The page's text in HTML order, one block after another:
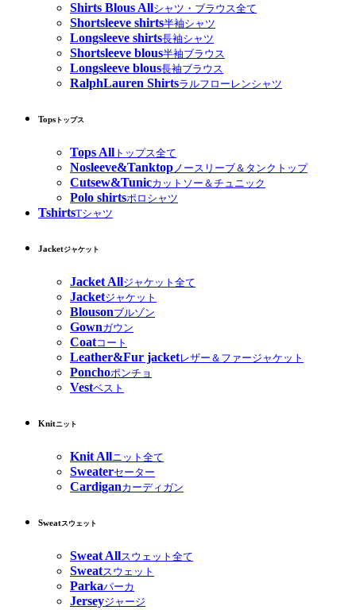
Shirts Blous Allシャツ・ブラウス全て
Shortsleeve shirts半袖シャツ
Longsleeve shirts長袖シャツ
Shortsleeve blous半袖ブラウス
Longsleeve blous長袖ブラウス
RalphLauren Shirtsラルフローレンシャツ
Tops トップス
Tops All トップス全て
Nosleeve&Tanktopノースリーブ＆タンクトップ
Cutsew&Tunicカットソー＆チュニック
Polo shirtsポロシャツ
TshirtsTシャツ
Jacketジャケット
Jacket Allジャケット全て
Jacketジャケット
Blousonブルゾン
Gownガウン
Coatコート
Leather&Fur jacketレザー＆ファージャケット
Ponchoポンチョ
Vestベスト
Knitニット
Knit Allニット全て
Sweaterセーター
Cardiganカーディガン
Sweatスウェット
Sweat Allスウェット全て
Sweatスウェット
Parkaパーカ
Jerseyジャージ